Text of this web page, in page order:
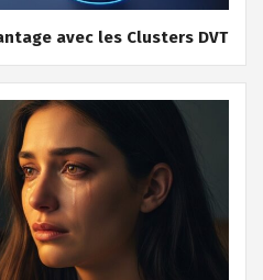
avec les Clusters DVT